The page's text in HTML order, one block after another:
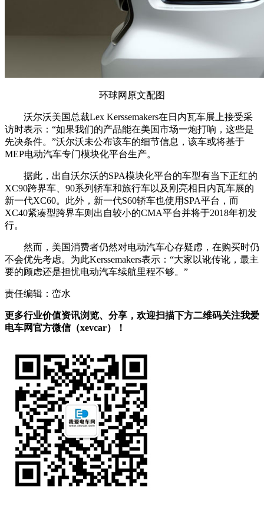
环球网原文配图
沃尔沃美国总裁Lex Kerssemakers在日内瓦车展上接受采
访时表示：“如果我们的产品能在美国市场一炮打响，这些是
先决条件。”沃尔沃未公布该车的细节信息，该车或将基于
MEP电动汽车专门模块化平台生产。
据此，出自沃尔沃的SPA模块化平台的车型有当下正红的
XC90跨界车、90系列轿车和旅行车以及刚亮相日内瓦车展的
新一代XC60。此外，新一代S60轿车也使用SPA平台，而
XC40紧凑型跨界车则出自较小的CMA平台并将于2018年初发
行。
然而，美国消费者仍然对电动汽车心存疑虑，在购买时仍
不会优先考虑。为此Kerssemakers表示：“大家以讹传讹，最主
要的顾虑还是担忧电动汽车续航里程不够。”
责任编辑：峦水
更多行业价值资讯浏览、分享，欢迎扫描下方二维码关注我爱
电车网官方微信（xevcar）！